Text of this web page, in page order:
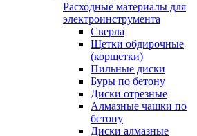
Расходные материалы для
электроинструмента
Сверла
Щетки обдирочные
(корщетки)
Пильные диски
Буры по бетону
Диски отрезные
Алмазные чашки по
бетону
Диски алмазные